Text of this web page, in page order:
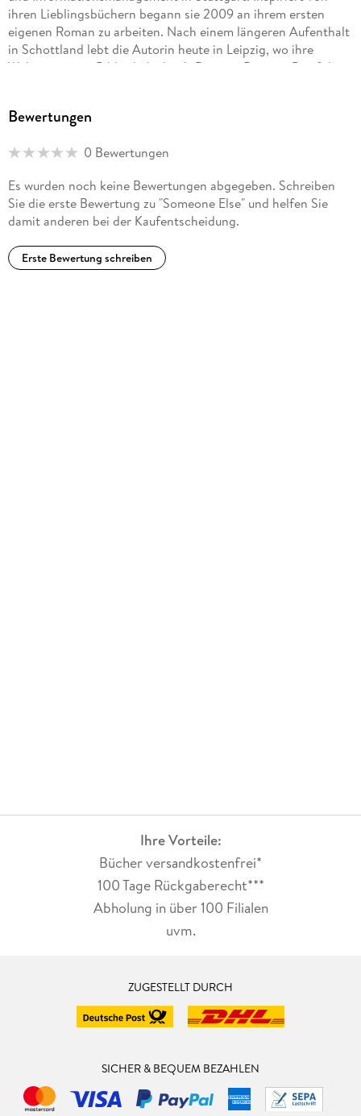
ihren Lieblingsbüchern begann sie 2009 an ihrem ersten
eigenen Roman zu arbeiten. Nach einem längeren Aufenthalt
in Schottland lebt die Autorin heute in Leipzig, wo ihre
Wohnung einer Bibliothek ähnelt.Dagmar Bittners Portfolio
Auch in zahlreichen Hörspielen sowie in Werbespots und
Bewertungen
0 Bewertungen
Es wurden noch keine Bewertungen abgegeben. Schreiben
Sie die erste Bewertung zu "Someone Else" und helfen Sie
damit anderen bei der Kaufentscheidung.
Erste Bewertung schreiben
Ihre Vorteile:
Bücher versandkostenfrei*
100 Tage Rückgaberecht***
Abholung in über 100 Filialen
uvm.
ZUGESTELLT DURCH
SICHER & BEQUEM BEZAHLEN